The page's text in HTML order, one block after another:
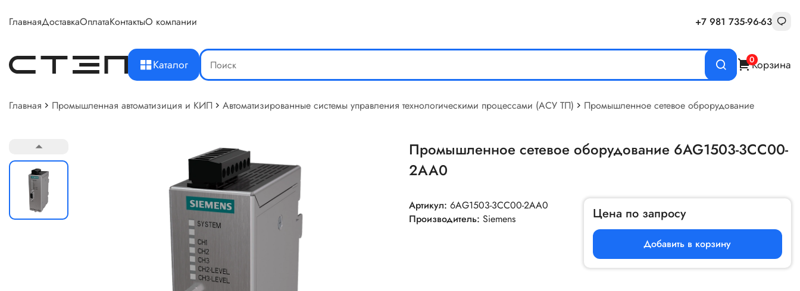
ГлавнаяДоставкаОплатаКонтактыО компании +7 981 735-96-63
Каталог 0Корзина
Главная Промышленная автоматизиция и КИП Автоматизированные системы управления технологическими процессами (АСУ ТП) Промышленное сетевое оброрудование
Промышленное сетевое оборудование 6AG1503-3CC00-
2AA0
Артикул: 6AG1503-3CC00-2AA0
Производитель: Siemens Цена по запросу
Добавить в корзину